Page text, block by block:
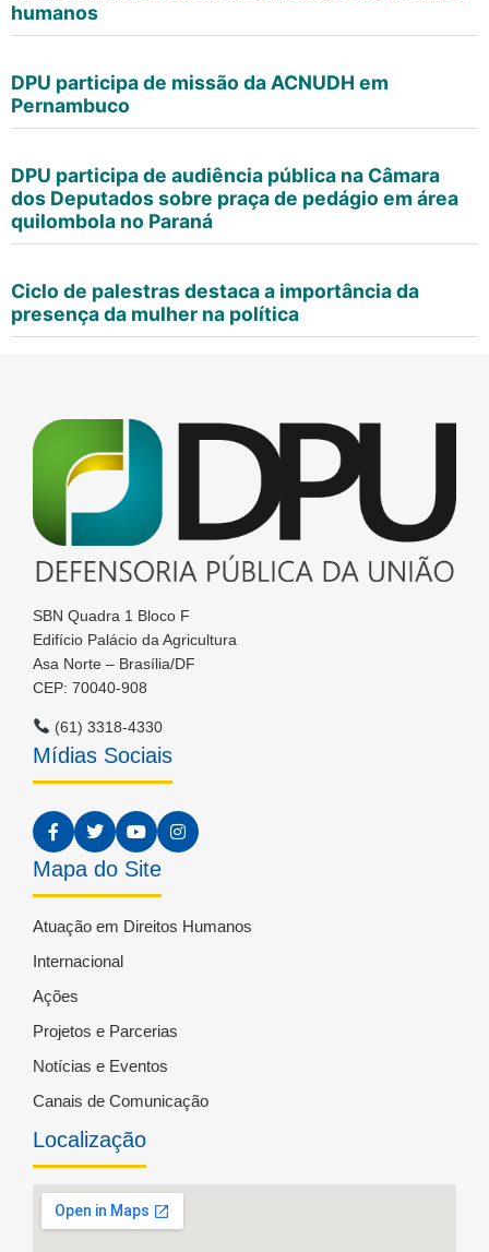
humanos
DPU participa de missão da ACNUDH em
Pernambuco
DPU participa de audiência pública na Câmara
dos Deputados sobre praça de pedágio em área
quilombola no Paraná
Ciclo de palestras destaca a importância da
presença da mulher na política
SBN Quadra 1 Bloco F
Edifício Palácio da Agricultura
Asa Norte – Brasília/DF
CEP: 70040-908
(61) 3318-4330
Mídias Sociais
Mapa do Site
Atuação em Direitos Humanos
Internacional
Ações
Projetos e Parcerias
Notícias e Eventos
Canais de Comunicação
Localização